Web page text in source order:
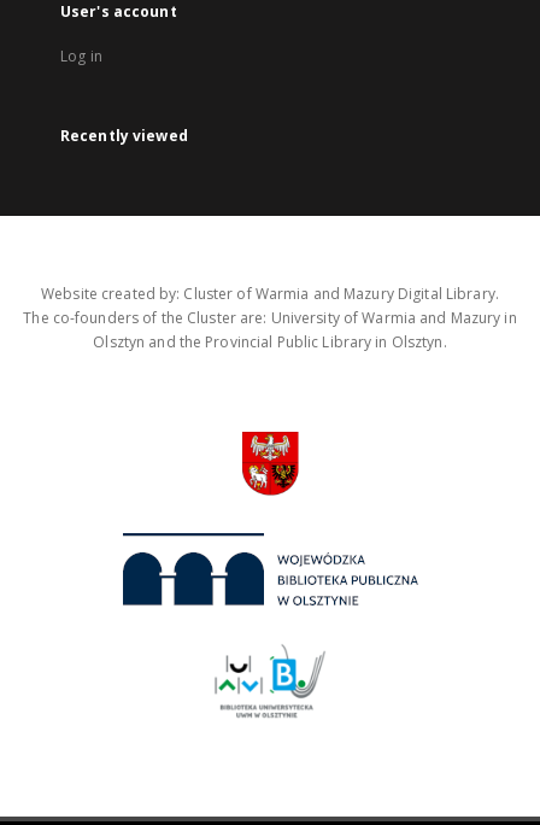
User's account
Log in
Recently viewed
Website created by: Cluster of Warmia and Mazury Digital Library.
The co-founders of the Cluster are: University of Warmia and Mazury in
Olsztyn and the Provincial Public Library in Olsztyn.